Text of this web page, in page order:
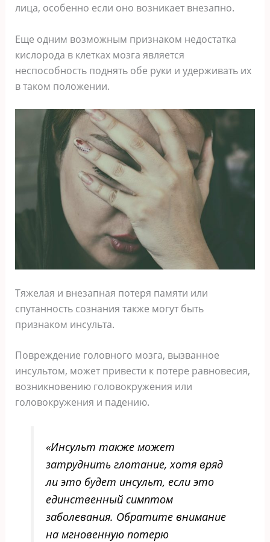
лица, особенно если оно возникает внезапно.
Еще одним возможным признаком недостатка
кислорода в клетках мозга является
неспособность поднять обе руки и удерживать их
в таком положении.
Тяжелая и внезапная потеря памяти или
спутанность сознания также могут быть
признаком инсульта.
Повреждение головного мозга, вызванное
инсультом, может привести к потере равновесия,
возникновению головокружения или
головокружения и падению.
«Инсульт также может
затруднить глотание, хотя вряд
ли это будет инсульт, если это
единственный симптом
заболевания. Обратите внимание
на мгновенную потерю